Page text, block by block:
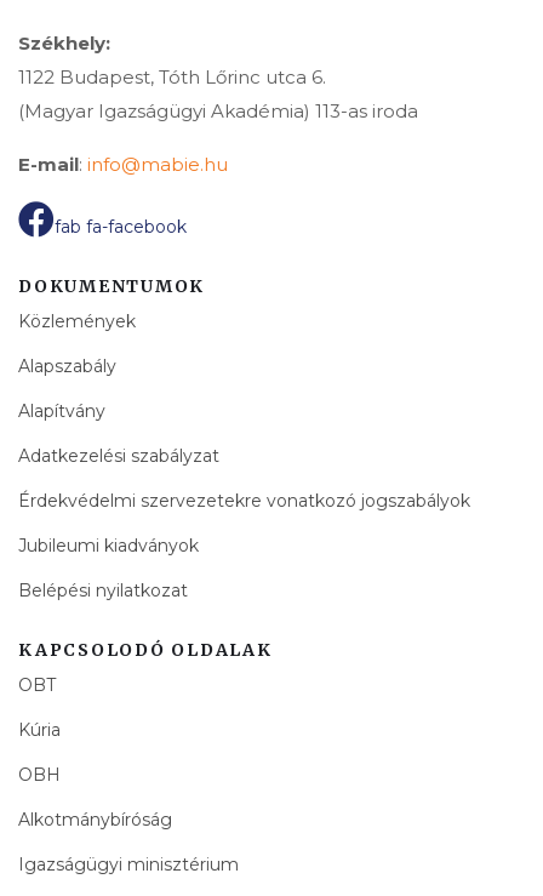
Székhely:
1122 Budapest, Tóth Lőrinc utca 6.
(Magyar Igazságügyi Akadémia) 113-as iroda
E-mail: info@mabie.hu
fab fa-facebook
DOKUMENTUMOK
Közlemények
Alapszabály
Alapítvány
Adatkezelési szabályzat
Érdekvédelmi szervezetekre vonatkozó jogszabályok
Jubileumi kiadványok
Belépési nyilatkozat
KAPCSOLODÓ OLDALAK
OBT
Kúria
OBH
Alkotmánybíróság
Igazságügyi minisztérium